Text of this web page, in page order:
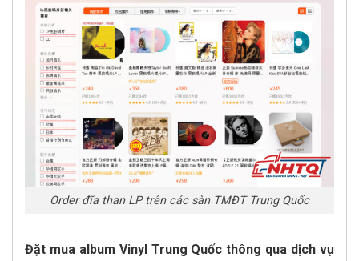
Order đĩa than LP trên các sàn TMĐT Trung Quốc
Đặt mua album Vinyl Trung Quốc thông qua dịch vụ